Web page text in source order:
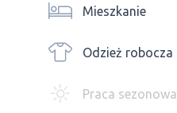
Mieszkanie
Odzież robocza
Praca sezonowa